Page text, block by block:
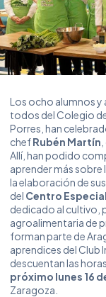
Los ocho alumnos y
todos del Colegio
Porres, han
chefRubén Martín
Allí, han podido
aprender más sobre
la elaboración de
del Centro
dedicado al cultivo,
agroalimentaria de
forman parte de
aprendices del Club
descuentan las
próximo lunes 16
Zaragoza.